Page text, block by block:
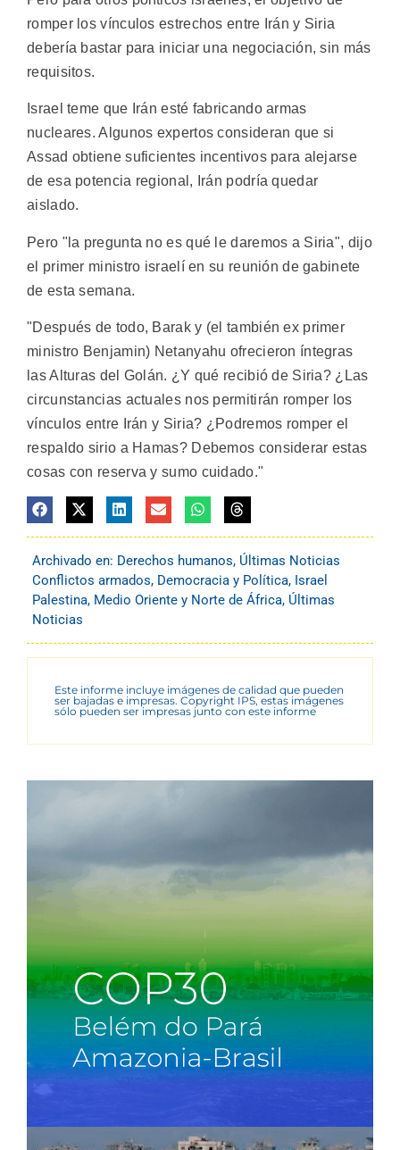
romper los vínculos estrechos entre Irán y Siria
debería bastar para iniciar una negociación, sin más
requisitos.
Israel teme que Irán esté fabricando armas
nucleares. Algunos expertos consideran que si
Assad obtiene suficientes incentivos para alejarse
de esa potencia regional, Irán podría quedar
aislado.
Pero "la pregunta no es qué le daremos a Siria", dijo
el primer ministro israelí en su reunión de gabinete
de esta semana.
"Después de todo, Barak y (el también ex primer
ministro Benjamin) Netanyahu ofrecieron íntegras
las Alturas del Golán. ¿Y qué recibió de Siria? ¿Las
circunstancias actuales nos permitirán romper los
vínculos entre Irán y Siria? ¿Podremos romper el
respaldo sirio a Hamas? Debemos considerar estas
cosas con reserva y sumo cuidado."
Archivado en: Derechos humanos, Últimas Noticias
Conflictos armados, Democracia y Política, Israel
Palestina, Medio Oriente y Norte de África, Últimas
Noticias
Este informe incluye imágenes de calidad que pueden
ser bajadas e impresas. Copyright IPS, estas imágenes
sólo pueden ser impresas junto con este informe